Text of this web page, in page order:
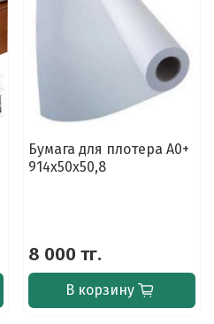
Бумага для плотера A0+
914х50х50,8
8 000 тг.
В корзину